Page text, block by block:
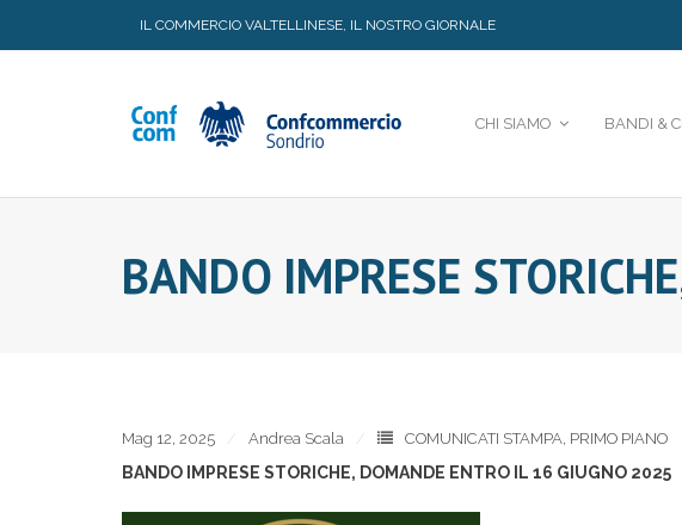
IL COMMERCIO VALTELLINESE, IL NOSTRO GIORNALE
CHI SIAMO BANDI &
BANDO IMPRESE
Mag 12, 2025 Andrea Scala COMUNICATI STAMPA, PRIMO PIANO
BANDO IMPRESE STORICHE, DOMANDE ENTRO IL 16 GIUGNO 2025